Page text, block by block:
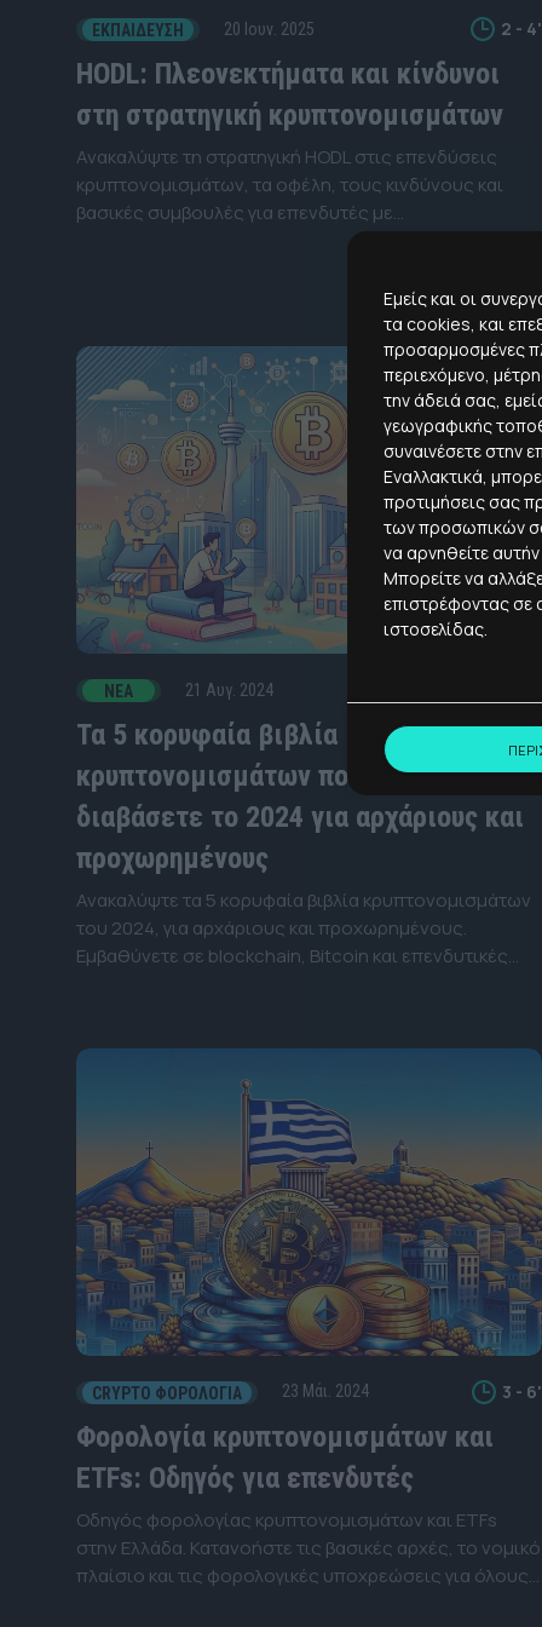
Εμείς και οι
τα cookies, και
προσαρμοσμένες
περιεχόμενο,
την άδειά σας,
γεωγραφικής
συναινέσετε στην
Εναλλακτικά,
προτιμήσεις σας
των προσωπικών
να αρνηθείτε
Μπορείτε να
επιστρέφοντας σε
ιστοσελίδας.
HODL: Πλεονεκτήματα και κίνδυνοι
στη στρατηγική κρυπτονομισμάτων
Ανακαλύψτε τη στρατηγική HODL στις επενδύσεις
κρυπτονομισμάτων, τα οφέλη, τους κινδύνους και
βασικές συμβουλές για επενδυτές με
ΕΚΠΑΊΔΕΥΣΗ 20 Ιουν. 2025 2 - 4'
Τα 5 κορυφαία βιβλία
κρυπτονομισμάτων που πρέπει να
διαβάσετε το 2024 για αρχάριους και
προχωρημένους
Ανακαλύψτε τα 5 κορυφαία βιβλία κρυπτονομισμάτων
του 2024, για αρχάριους και προχωρημένους.
Εμβαθύνετε σε blockchain, Bitcoin και επενδυτικές
ΝΈΑ 21 Αυγ. 2024
Φορολογία κρυπτονομισμάτων και
ETFs: Οδηγός για επενδυτές
Οδηγός φορολογίας κρυπτονομισμάτων και ETFs
στην Ελλάδα. Κατανοήστε τις βασικές αρχές, το νομικό
πλαίσιο και τις φορολογικές υποχρεώσεις για όλους
CRYPTO ΦΟΡΟΛΟΓΊΑ 23 Μάι. 2024 3 - 6'